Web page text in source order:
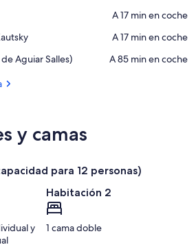
‪A 17 min en coche‬
‪A 17 min en coche‬
Aguiar Salles)
‪A 85 min en coche‬
y camas
para 12 personas)
y
Habitación 2
1 cama doble